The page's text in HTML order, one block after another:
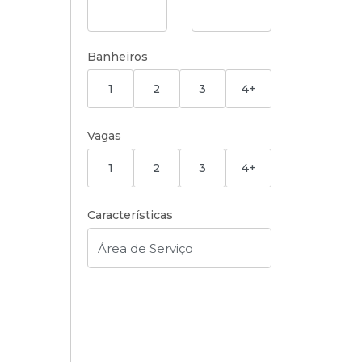
Banheiros
1 2 3 4+
Vagas
1 2 3 4+
Características